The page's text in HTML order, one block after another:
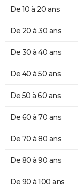
De 10 à 20 ans
De 20 à 30 ans
De 30 à 40 ans
De 40 à 50 ans
De 50 à 60 ans
De 60 à 70 ans
De 70 à 80 ans
De 80 à 90 ans
De 90 à 100 ans